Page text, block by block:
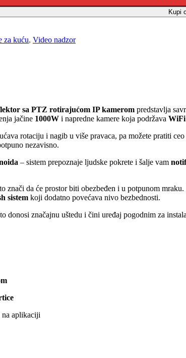
Kupi
za kuću, Video nadzor
sa PTZ rotirajućom IP kamerom predstavlja
jačine 1000W i napredne kamere koja podržava
rotaciju i nagib u više pravaca, pa možete pratiti
nezavisno.
– sistem prepoznaje ljudske pokrete i šalje vam
znači da će prostor biti obezbeđen i u potpunom
sistem koji dodatno povećava nivo bezbednosti.
donosi značajnu uštedu i čini uređaj pogodnim za
na aplikaciji